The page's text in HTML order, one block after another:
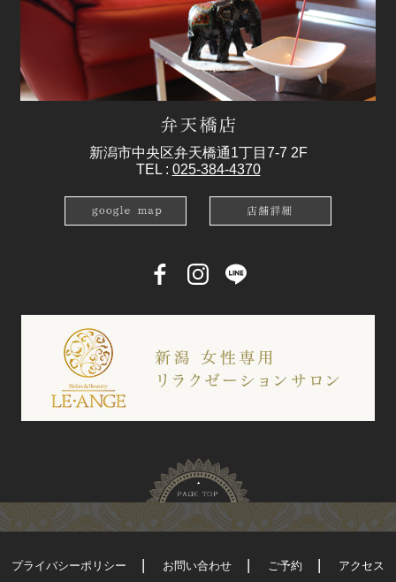
新潟市中央区弁天橋通1丁目7-7 2F
TEL : 025-384-4370
プライバシーポリシー お問い合わせ ご予約 アクセス